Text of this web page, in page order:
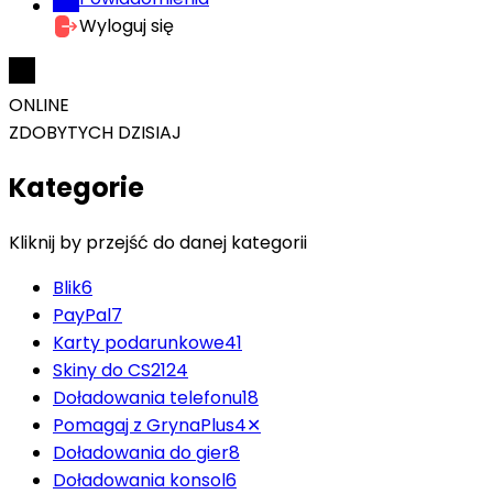
Wyloguj się
ONLINE
ZDOBYTYCH DZISIAJ
Kategorie
Kliknij by przejść do danej kategorii
Blik6
PayPal7
Karty podarunkowe41
Skiny do CS2124
Doładowania telefonu18
Pomagaj z GrynaPlus4✕
Doładowania do gier8
Doładowania konsol6